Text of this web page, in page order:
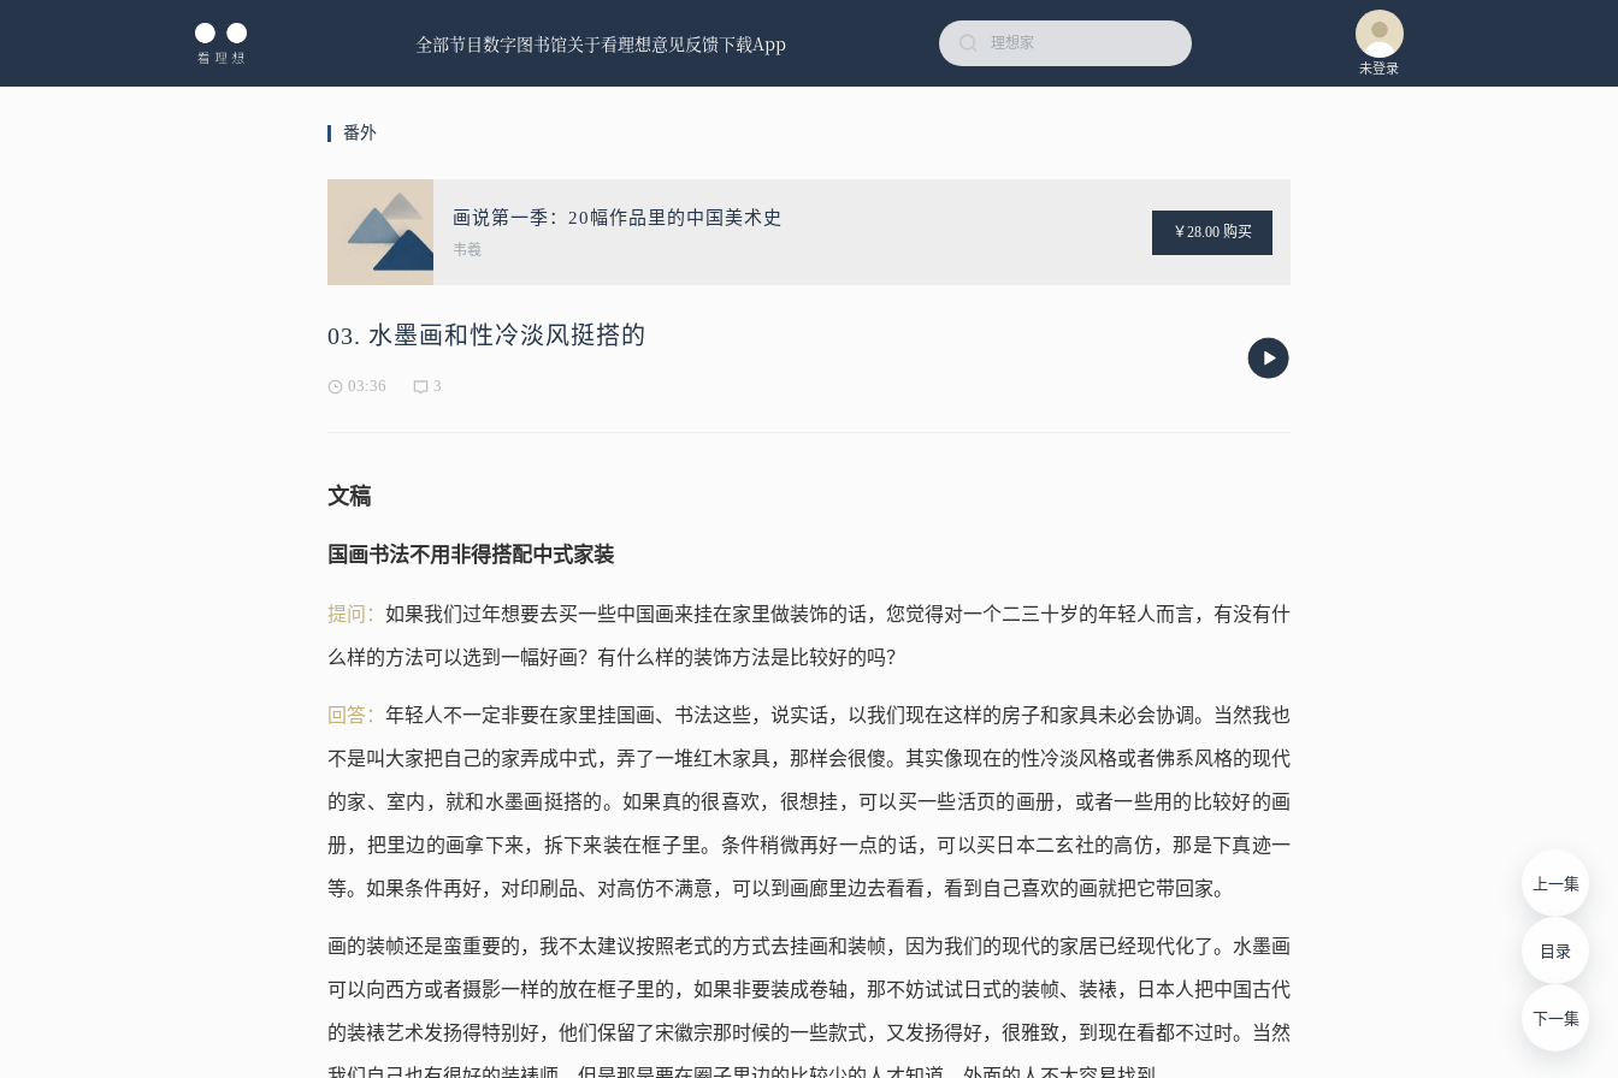
全部节目数字图书馆关于看理想意见反馈下载App
未登录
番外
画说第一季：20幅作品里的中国美术史
韦羲
￥28.00 购买
03. 水墨画和性冷淡风挺搭的
03:36 3
上一集
目录
下一集
文稿
国画书法不用非得搭配中式家装
提问： 如果我们过年想要去买一些中国画来挂在家里做装饰的话，您觉得对一个二三十岁的年轻人而言，有没有什
么样的方法可以选到一幅好画？有什么样的装饰方法是比较好的吗？
回答： 年轻人不一定非要在家里挂国画、书法这些，说实话，以我们现在这样的房子和家具未必会协调。当然我也
不是叫大家把自己的家弄成中式，弄了一堆红木家具，那样会很傻。其实像现在的性冷淡风格或者佛系风格的现代
的家、室内，就和水墨画挺搭的。如果真的很喜欢，很想挂，可以买一些活页的画册，或者一些用的比较好的画
册，把里边的画拿下来，拆下来装在框子里。条件稍微再好一点的话，可以买日本二玄社的高仿，那是下真迹一
等。如果条件再好，对印刷品、对高仿不满意，可以到画廊里边去看看，看到自己喜欢的画就把它带回家。
画的装帧还是蛮重要的，我不太建议按照老式的方式去挂画和装帧，因为我们的现代的家居已经现代化了。水墨画
可以向西方或者摄影一样的放在框子里的，如果非要装成卷轴，那不妨试试日式的装帧、装裱，日本人把中国古代
的装裱艺术发扬得特别好，他们保留了宋徽宗那时候的一些款式，又发扬得好，很雅致，到现在看都不过时。当然